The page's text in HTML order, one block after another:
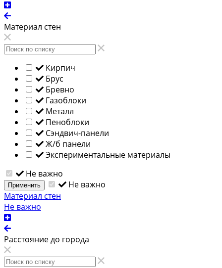
Материал стен
Кирпич
Брус
Бревно
Газоблоки
Металл
Пеноблоки
Сэндвич-панели
Ж/б панели
Экспериментальные материалы
Не важно
Применить
Не важно
Материал стен
Не важно
Расстояние до города